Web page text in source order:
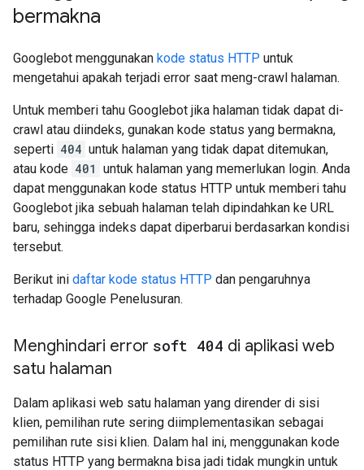
bermakna
Googlebot menggunakan kode status HTTP untuk
mengetahui apakah terjadi error saat meng-crawl halaman.
Untuk memberi tahu Googlebot jika halaman tidak dapat di-
crawl atau diindeks, gunakan kode status yang bermakna,
seperti 404 untuk halaman yang tidak dapat ditemukan,
atau kode 401 untuk halaman yang memerlukan login. Anda
dapat menggunakan kode status HTTP untuk memberi tahu
Googlebot jika sebuah halaman telah dipindahkan ke URL
baru, sehingga indeks dapat diperbarui berdasarkan kondisi
tersebut.
Berikut ini daftar kode status HTTP dan pengaruhnya
terhadap Google Penelusuran.
Menghindari error soft 404 di aplikasi web
satu halaman
Dalam aplikasi web satu halaman yang dirender di sisi
klien, pemilihan rute sering diimplementasikan sebagai
pemilihan rute sisi klien. Dalam hal ini, menggunakan kode
status HTTP yang bermakna bisa jadi tidak mungkin untuk